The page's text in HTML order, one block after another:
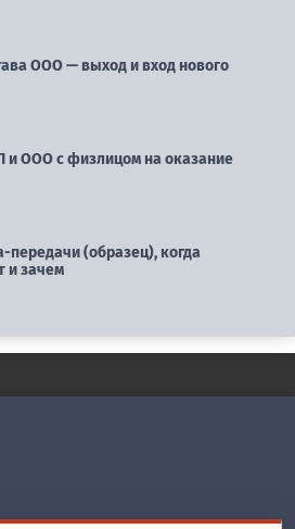
ООО — выход и вход нового
и ООО с физлицом на оказание
передачи (образец), когда
и зачем